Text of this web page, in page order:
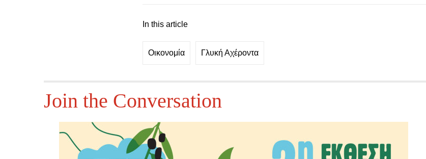
In this article
Οικονομία Γλυκή Αχέροντα
Join the Conversation